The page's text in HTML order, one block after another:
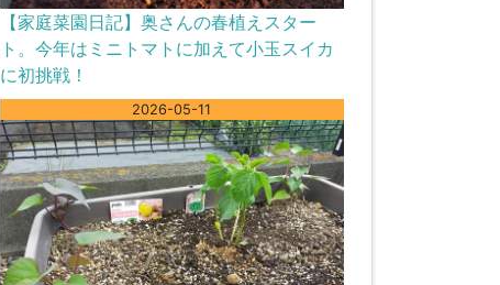
【家庭菜園日記】奥さんの春植えスター
ト。今年はミニトマトに加えて小玉スイカ
に初挑戦！
2026-05-11